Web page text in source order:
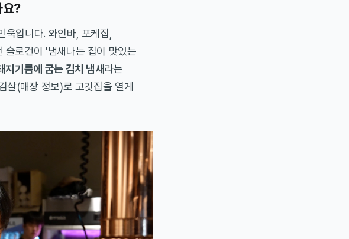
요?
욱입니다. 와인바, 포케집,
슬로건이 '냄새나는 집이 맛있는
지기름에 굽는 김치 냄새라는
살(매장 정보)로 고깃집을 열게